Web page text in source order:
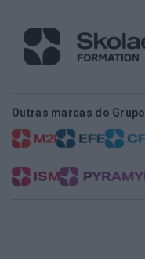
Outras marcas do Grupo